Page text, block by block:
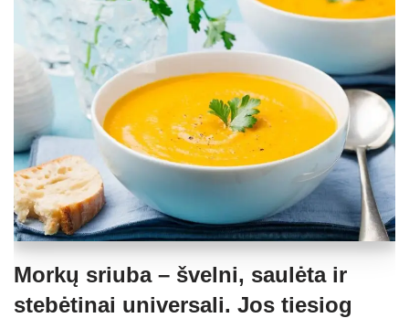
Morkų sriuba – švelni, saulėta ir
stebėtinai universali. Jos tiesiog